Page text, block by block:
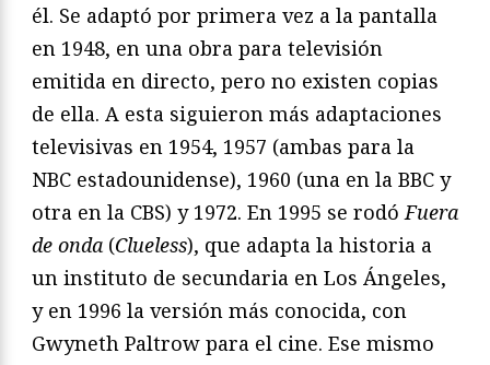
él. Se adaptó por primera vez a la pantalla
en 1948, en una obra para televisión
emitida en directo, pero no existen copias
de ella. A esta siguieron más adaptaciones
televisivas en 1954, 1957 (ambas para la
NBC estadounidense), 1960 (una en la BBC y
otra en la CBS) y 1972. En 1995 se rodó Fuera
de onda (Clueless), que adapta la historia a
un instituto de secundaria en Los Ángeles,
y en 1996 la versión más conocida, con
Gwyneth Paltrow para el cine. Ese mismo